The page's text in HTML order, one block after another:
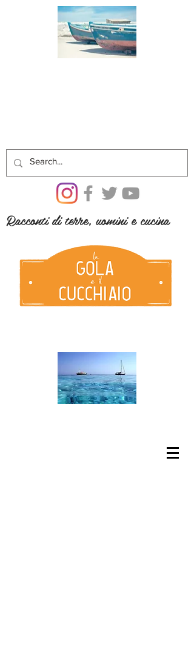
Racconti di terre, uomini e cucina